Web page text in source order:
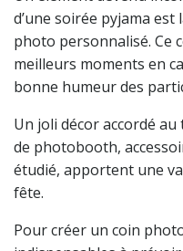
d’une soirée pyjama est
photo personnalisé. Ce
meilleurs moments en
bonne humeur des
Un joli décor accordé
de photobooth,
étudié, apportent une
fête.
Pour créer un coin